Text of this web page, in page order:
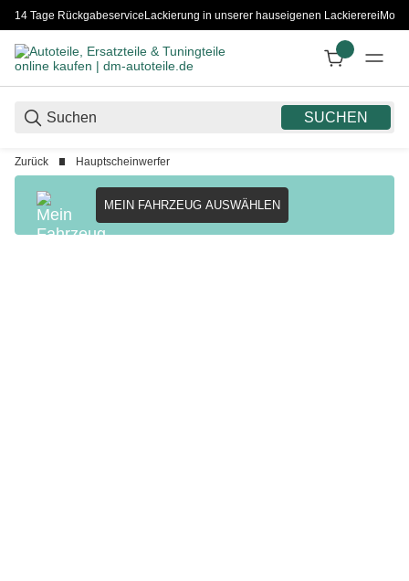
14 Tage RückgabeserviceLackierung in unserer hauseigenen Lackiererei
SUCHEN
Zurück Hauptscheinwerfer
MEIN FAHRZEUG AUSWÄHLEN